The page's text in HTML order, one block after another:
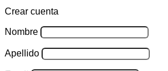
Crear cuenta
Nombre
Apellido